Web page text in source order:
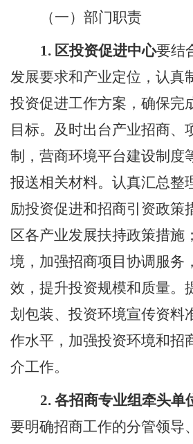
（一）部门职责
1. 区投资促进中心要结
发展要求和产业定位，认真
投资促进工作方案，确保完
目标。及时出台产业招商、
制，营商环境平台建设制度
报送相关材料。认真汇总整
励投资促进和招商引资政策
区各产业发展扶持政策措施
境，加强招商项目协调服务
效，提升投资规模和质量。
划包装、投资环境宣传资料
作水平，加强投资环境和招
介工作。
2. 各招商专业组牵头单
要明确招商工作的分管领导